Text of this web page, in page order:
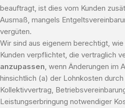
beauftragt, ist dies vom Kunden
Ausmaß, mangels
vergüten.
Wir sind aus eigenem berechtigt,
Kunden verpflichtet, die vertraglich
anzupassen, wenn Änderungen im
hinsichtlich (a) der Lohnkosten
Kollektivvertrag,
Leistungserbringung notwendiger